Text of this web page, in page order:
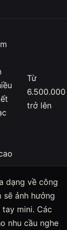
Từ
6.500.000
trở lên
dạng về công
ảnh hưởng
mini. Các
nhu cầu nghe